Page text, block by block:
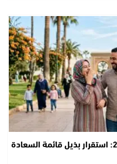
المغرب في مؤشرات 2026: استقرار بذيل قائمة السعادة